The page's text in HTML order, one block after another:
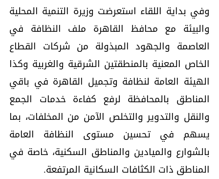
وفي بداية اللقاء استعرضت وزيرة التنمية المحلية
والبيئة مع محافظ القاهرة ملف النظافة في
العاصمة والجهود المبذولة من شركات القطاع
الخاص المعنية بالمنطقتين الشرقية والغربية وكذا
الهيئة العامة لنظافة وتجميل القاهرة في باقي
المناطق بالمحافظة لرفع كفاءة خدمات الجمع
والنقل والتدوير والتخلص الآمن من المخلفات، بما
يسهم في تحسين مستوى النظافة العامة
بالشوارع والميادين والمناطق السكنية، خاصة في
المناطق ذات الكثافات السكانية المرتفعة.